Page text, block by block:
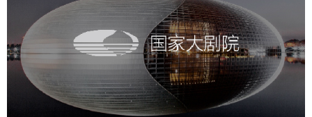
国家大剧院
文化艺术 剧院 智慧展馆 展馆网站建设